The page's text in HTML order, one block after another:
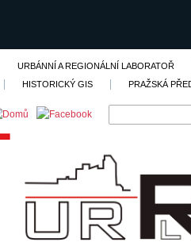
URBÁNNÍ A REGIONÁLNÍ LABORATOŘ
HISTORICKÝ GIS
PRAŽSKÁ